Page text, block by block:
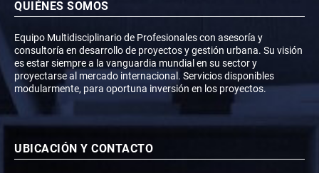
QUIÉNES SOMOS
Equipo Multidisciplinario de Profesionales con asesoría y
consultoría en desarrollo de proyectos y gestión urbana. Su visión
es estar siempre a la vanguardia mundial en su sector y
proyectarse al mercado internacional. Servicios disponibles
modularmente, para oportuna inversión en los proyectos.
UBICACIÓN Y CONTACTO